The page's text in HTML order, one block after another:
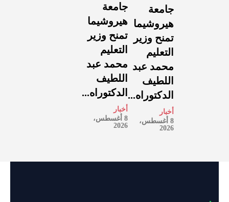
جامعة
هيروشيما
تمنح وزير
التعليم
محمد عبد
اللطيف
الدكتوراه...
أخبار
8 أغسطس،
2026
جامعة
هيروشيما
تمنح وزير
التعليم
محمد عبد
اللطيف
الدكتوراه...
أخبار
8 أغسطس،
2026